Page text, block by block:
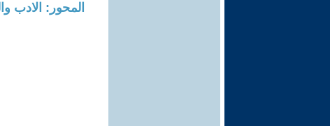
المحور: الادب